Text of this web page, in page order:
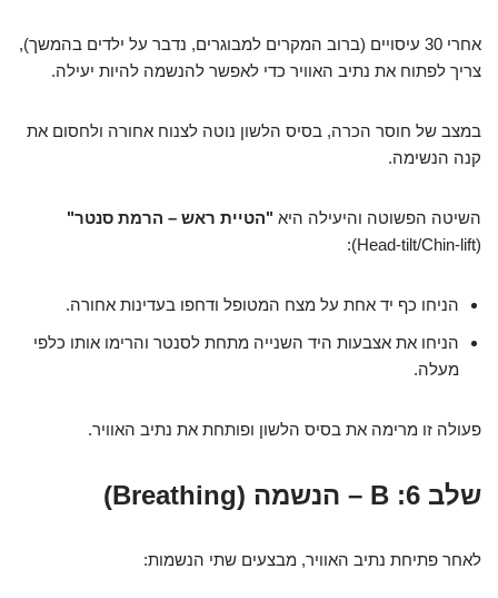
אחרי 30 עיסויים (ברוב המקרים למבוגרים, נדבר על ילדים בהמשך),
צריך לפתוח את נתיב האוויר כדי לאפשר להנשמה להיות יעילה.
במצב של חוסר הכרה, בסיס הלשון נוטה לצנוח אחורה ולחסום את
קנה הנשימה.
השיטה הפשוטה והיעילה היא "הטיית ראש – הרמת סנטר"
(Head-tilt/Chin-lift):
הניחו כף יד אחת על מצח המטופל ודחפו בעדינות אחורה.
הניחו את אצבעות היד השנייה מתחת לסנטר והרימו אותו כלפי
מעלה.
פעולה זו מרימה את בסיס הלשון ופותחת את נתיב האוויר.
שלב 6: B – הנשמה (Breathing)
לאחר פתיחת נתיב האוויר, מבצעים שתי הנשמות: